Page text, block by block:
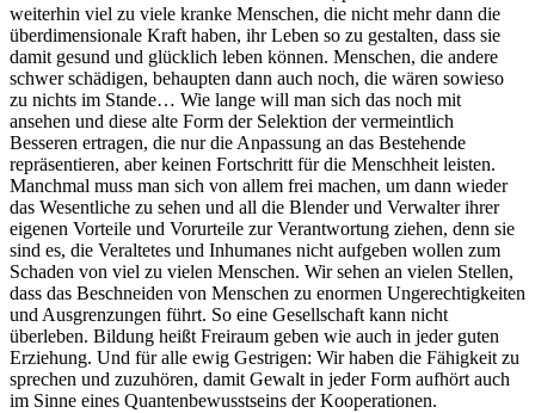
weiterhin viel zu viele kranke Menschen, die nicht mehr dann die
überdimensionale Kraft haben, ihr Leben so zu gestalten, dass sie
damit gesund und glücklich leben können. Menschen, die andere
schwer schädigen, behaupten dann auch noch, die wären sowieso
zu nichts im Stande… Wie lange will man sich das noch mit
ansehen und diese alte Form der Selektion der vermeintlich
Besseren ertragen, die nur die Anpassung an das Bestehende
repräsentieren, aber keinen Fortschritt für die Menschheit leisten.
Manchmal muss man sich von allem frei machen, um dann wieder
das Wesentliche zu sehen und all die Blender und Verwalter ihrer
eigenen Vorteile und Vorurteile zur Verantwortung ziehen, denn sie
sind es, die Veraltetes und Inhumanes nicht aufgeben wollen zum
Schaden von viel zu vielen Menschen. Wir sehen an vielen Stellen,
dass das Beschneiden von Menschen zu enormen Ungerechtigkeiten
und Ausgrenzungen führt. So eine Gesellschaft kann nicht
überleben. Bildung heißt Freiraum geben wie auch in jeder guten
Erziehung. Und für alle ewig Gestrigen: Wir haben die Fähigkeit zu
sprechen und zuzuhören, damit Gewalt in jeder Form aufhört auch
im Sinne eines Quantenbewusstseins der Kooperationen.